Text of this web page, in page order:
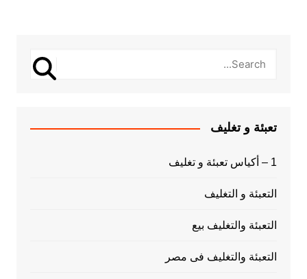
تعبئة و تغليف
1 – أكياس تعبئة و تغليف
التعبئة و التغليف
التعبئة والتغليف بيع
التعبئة والتغليف فى مصر